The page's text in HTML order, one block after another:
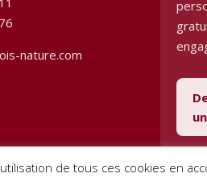
nature.com
de tous ces cookies en